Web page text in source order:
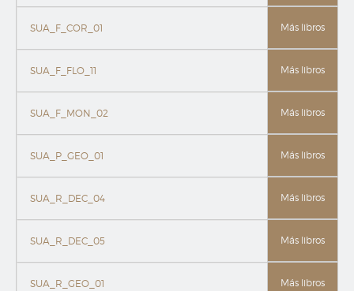
SUA_F_COR_01 Más libros
SUA_F_FLO_11 Más libros
SUA_F_MON_02 Más libros
SUA_P_GEO_01 Más libros
SUA_R_DEC_04 Más libros
SUA_R_DEC_05 Más libros
SUA_R_GEO_01 Más libros